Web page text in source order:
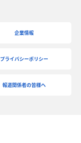
企業情報
プライバシーポリシー
報道関係者の皆様へ